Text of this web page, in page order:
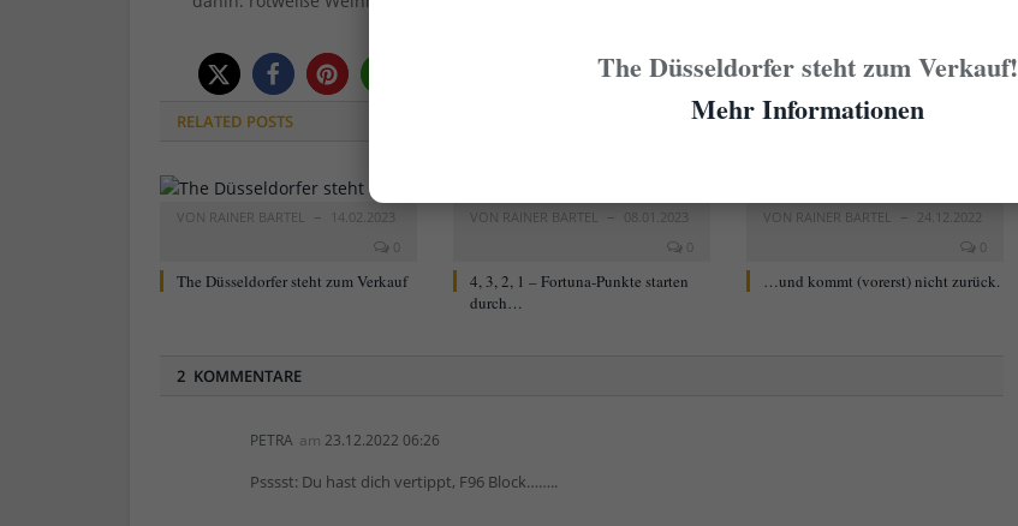
RELATED POSTS
VON RAINER BARTEL
14.02.2023
0
The Düsseldorfer steht zum Verkauf
VON RAINER BARTEL
08.01.2023
0
4, 3, 2, 1 – Fortuna-Punkte starten
durch…
VON RAINER BARTEL
24.12.2022
0
…und kommt (vorerst) nicht zurück.
2 KOMMENTARE
PETRA am 23.12.2022 06:26
Psssst: Du hast dich vertippt, F96 Block……..
The Düsseldorfer steht zum Verkauf!
Mehr Informationen